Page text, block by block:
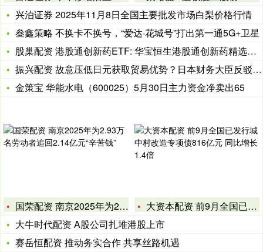
兴泊证券 2025年11月8日全国主要批发市场白梨价格行情
叁鑫策略 不换卡不换号，“爱达·花城号”打出第一通5G+卫星
股巢配资 港股通创新药ETF: 华宝恒生港股通创新药精选交易
振兴配资 故意压低日元获取贸易优势？日本财务大臣反驳特朗普“
金策宝 华能水电（600025）5月30日主力资金净卖出65
国荣配资 南京2025年为2.93万名劳动者追回2.14亿元
大资本配资 前9月全国已发行城中村改造专项债816亿元 同比
大牛时代配资 A股公司扎堆港股上市
赛岳恒配资 推动务实合作 共享丝路机遇